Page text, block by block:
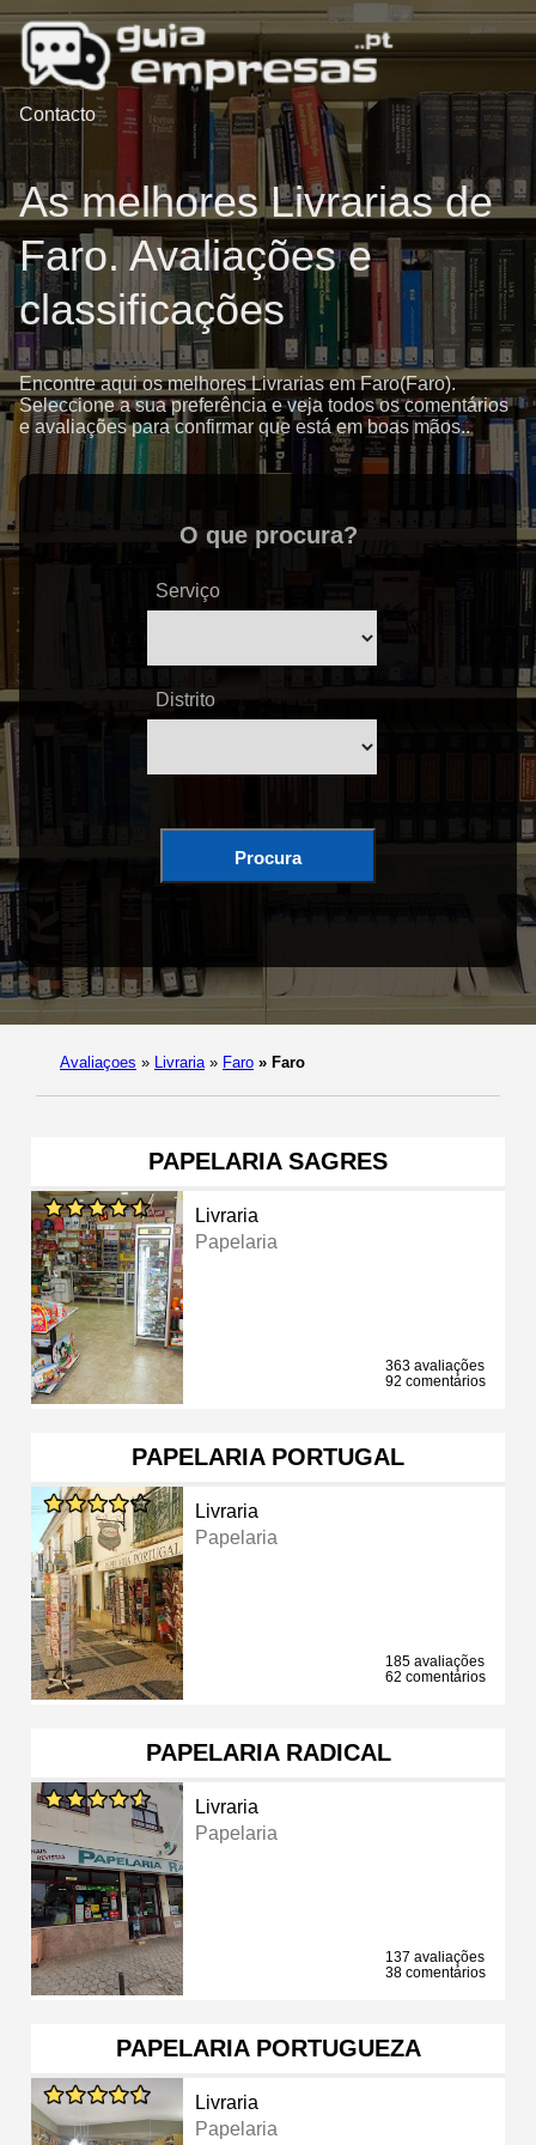
Contacto
As melhores Livrarias de
Faro. Avaliações e
classificações
Encontre aqui os melhores Livrarias em Faro(Faro).
Seleccione a sua preferência e veja todos os comentários
e avaliações para confirmar que está em boas mãos..
O que procura?
Serviço
Distrito
Procura
Avaliaçoes » Livraria » Faro » Faro
PAPELARIA SAGRES
Livraria
Papelaria
363 avaliações
92 comentários
PAPELARIA PORTUGAL
Livraria
Papelaria
185 avaliações
62 comentários
PAPELARIA RADICAL
Livraria
Papelaria
137 avaliações
38 comentários
PAPELARIA PORTUGUEZA
Livraria
Papelaria